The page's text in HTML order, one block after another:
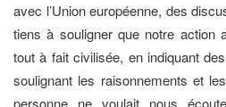
avec l’Union européenne, des
tiens à souligner que notre action
tout à fait civilisée, en indiquant
soulignant les raisonnements et
personne ne voulait nous